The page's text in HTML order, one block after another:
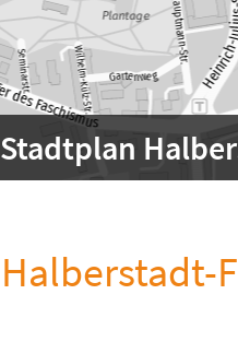
Stadtplan
Halberstadt-